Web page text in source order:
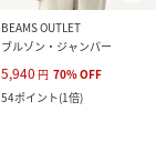
BEAMS OUTLET
ブルゾン・ジャンパー
5,940 円 70%OFF
54ポイント(1倍)